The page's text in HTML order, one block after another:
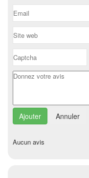
Annuler
Aucun avis